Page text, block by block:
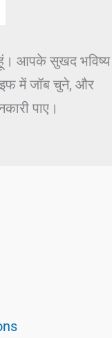
आपके सुखद भविष्य
में जॉब चुने, और
पाए।